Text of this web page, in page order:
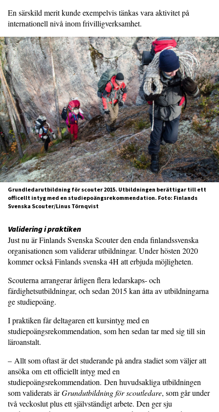
En särskild merit kunde exempelvis tänkas vara aktivitet på
internationell nivå inom frivilligverksamhet.
Grundledarutbildning för scouter 2015. Utbildningen berättigar till ett
officellt intyg med en studiepoängsrekommendation. Foto: Finlands
Svenska Scouter/Linus Törnqvist
Validering i praktiken
Just nu är Finlands Svenska Scouter den enda finlandssvenska
organisationen som validerar utbildningar. Under hösten 2020
kommer också Finlands svenska 4H att erbjuda möjligheten.
Scouterna arrangerar årligen flera ledarskaps- och
färdighetsutbildningar, och sedan 2015 kan åtta av utbildningarna
ge studiepoäng.
I praktiken får deltagaren ett kursintyg med en
studiepoängsrekommendation, som hen sedan tar med sig till sin
läroanstalt.
– Allt som oftast är det studerande på andra stadiet som väljer att
ansöka om ett officiellt intyg med en
studiepoängsrekommendation. Den huvudsakliga utbildningen
som validerats ärGrundutbildning för scoutledare, som går under
två veckoslut plus ett självständigt arbete. Den ger sju